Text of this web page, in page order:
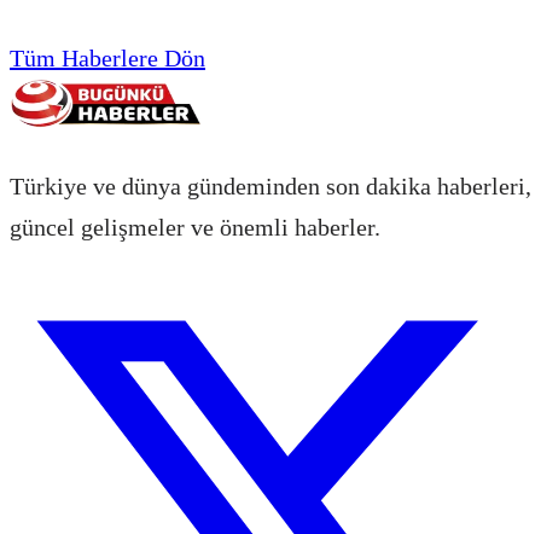
Tüm Haberlere Dön
Türkiye ve dünya gündeminden son dakika haberleri,
güncel gelişmeler ve önemli haberler.